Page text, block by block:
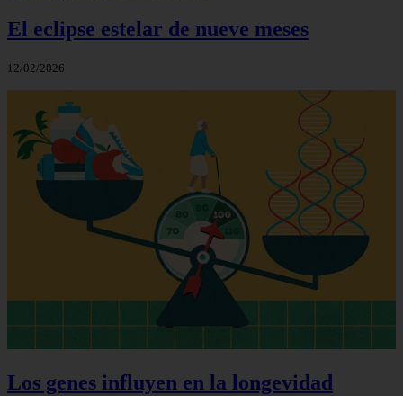
El eclipse estelar de nueve meses
12/02/2026
Los genes influyen en la longevidad